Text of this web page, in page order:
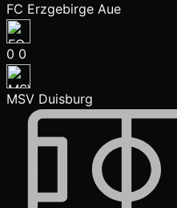
FC Erzgebirge Aue
0 0
MSV Duisburg